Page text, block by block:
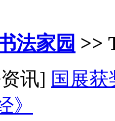
法家园 >>
讯] 国展
》